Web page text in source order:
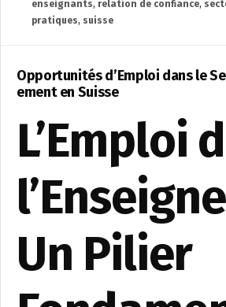
enseignants, relation de confiance,
pratiques, suisse
Opportunités d’Emploi dans le
ement en Suisse
L’Emploi
Un Pilier